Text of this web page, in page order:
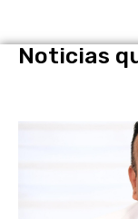
Noticias